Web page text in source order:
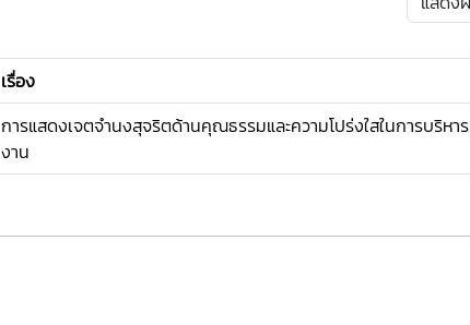
เรื่อง
การแสดงเจตจำนงสุจริตด้านคุณธรรมและความโปร่งใสในการบริหาร
งาน